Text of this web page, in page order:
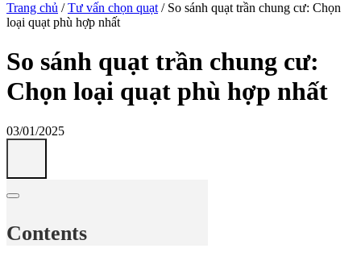
Trang chủ /Tư vấn chọn quạt / So sánh quạt trần chung cư: Chọn
loại quạt phù hợp nhất
So sánh quạt trần chung cư:
Chọn loại quạt phù hợp nhất
03/01/2025
Contents